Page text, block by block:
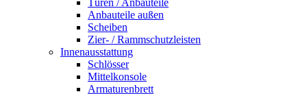
Anbauteile außen
Scheiben
Zier- / Rammschutzleisten
Innenausstattung
Schlösser
Mittelkonsole
Armaturenbrett